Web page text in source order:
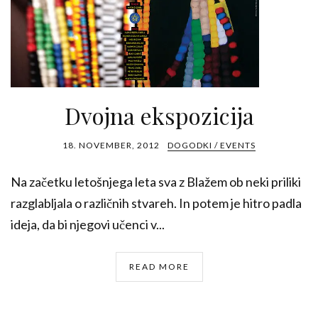
Dvojna ekspozicija
18. NOVEMBER, 2012 DOGODKI / EVENTS
Na začetku letošnjega leta sva z Blažem ob neki priliki
razglabljala o različnih stvareh. In potem je hitro padla
ideja, da bi njegovi učenci v...
READ MORE